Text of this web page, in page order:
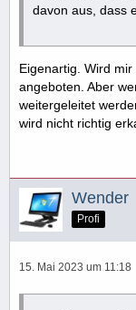
davon aus, dass
Eigenartig. Wird
angeboten. Aber
weitergeleitet
wird nicht richtig
Wender
Profi
15. Mai 2023 um 11:18